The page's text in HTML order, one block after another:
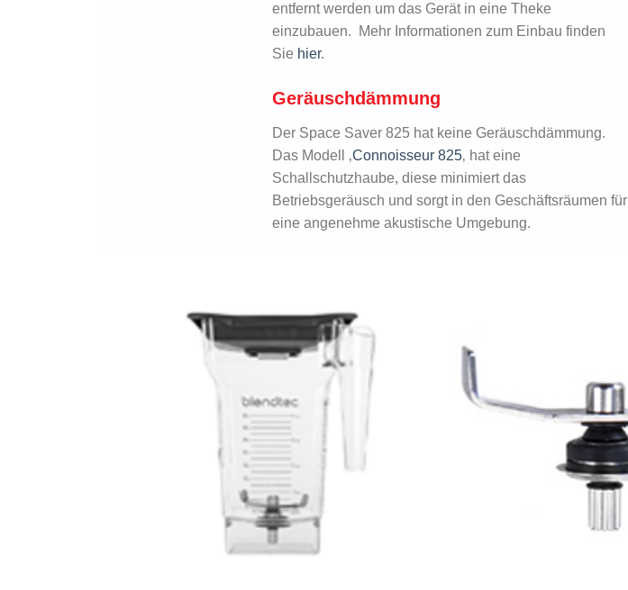
entfernt werden um das Gerät in eine Theke
einzubauen. Mehr Informationen zum Einbau finden
Sie hier.
Geräuschdämmung
Der Space Saver 825 hat keine Geräuschdämmung.
Das Modell ‚Connoisseur 825‚ hat eine
Schallschutzhaube, diese minimiert das
Betriebsgeräusch und sorgt in den Geschäftsräumen für
eine angenehme akustische Umgebung.